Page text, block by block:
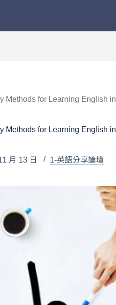
Methods for Learning English in
Methods for Learning English in
月 13 日 1-英語分享論壇